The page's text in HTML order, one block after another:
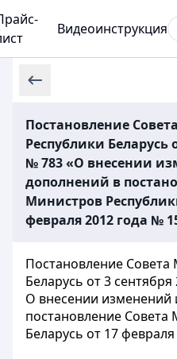
Видеоинструкция
Постановление
Республики Беларусь
№ 783 «О внесении
дополнений в
Министров
февраля 2012 года №
Постановление
Беларусь от 3
О внесении изменений
постановление Совета
Беларусь от 17